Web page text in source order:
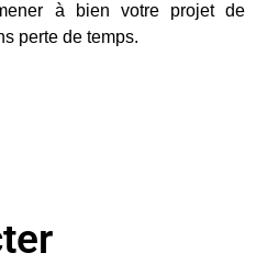
à bien votre projet de
perte de temps.